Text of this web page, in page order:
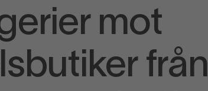
mot
från